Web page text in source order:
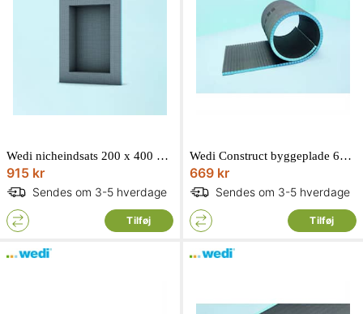
Wedi nicheindsats 200 x 400 mm
915 kr
Sendes om 3-5 hverdage
Tilføj
Wedi Construct byggeplade 600 x 2500 x 20 mm tværgående til rundinger
669 kr
Sendes om 3-5 hverdage
Tilføj